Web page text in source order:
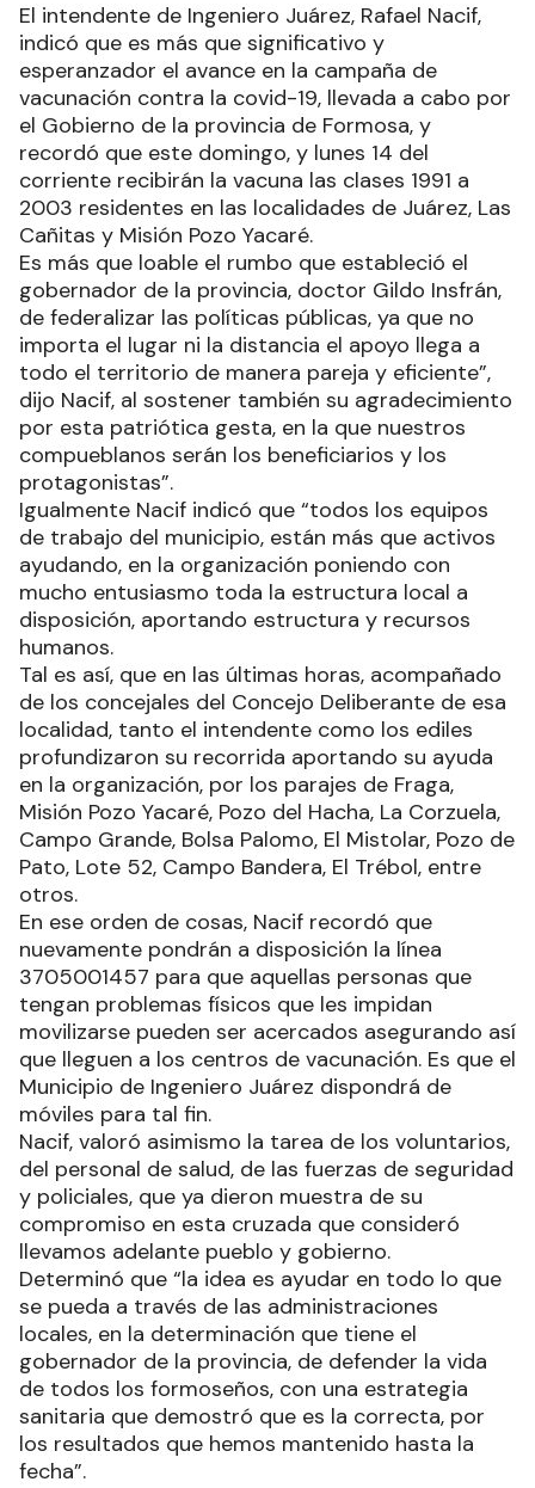
El intendente de Ingeniero Juárez, Rafael Nacif,
indicó que es más que significativo y
esperanzador el avance en la campaña de
vacunación contra la covid-19, llevada a cabo por
el Gobierno de la provincia de Formosa, y
recordó que este domingo, y lunes 14 del
corriente recibirán la vacuna las clases 1991 a
2003 residentes en las localidades de Juárez, Las
Cañitas y Misión Pozo Yacaré.
Es más que loable el rumbo que estableció el
gobernador de la provincia, doctor Gildo Insfrán,
de federalizar las políticas públicas, ya que no
importa el lugar ni la distancia el apoyo llega a
todo el territorio de manera pareja y eficiente”,
dijo Nacif, al sostener también su agradecimiento
por esta patriótica gesta, en la que nuestros
compueblanos serán los beneficiarios y los
protagonistas”.
Igualmente Nacif indicó que “todos los equipos
de trabajo del municipio, están más que activos
ayudando, en la organización poniendo con
mucho entusiasmo toda la estructura local a
disposición, aportando estructura y recursos
humanos.
Tal es así, que en las últimas horas, acompañado
de los concejales del Concejo Deliberante de esa
localidad, tanto el intendente como los ediles
profundizaron su recorrida aportando su ayuda
en la organización, por los parajes de Fraga,
Misión Pozo Yacaré, Pozo del Hacha, La Corzuela,
Campo Grande, Bolsa Palomo, El Mistolar, Pozo de
Pato, Lote 52, Campo Bandera, El Trébol, entre
otros.
En ese orden de cosas, Nacif recordó que
nuevamente pondrán a disposición la línea
3705001457 para que aquellas personas que
tengan problemas físicos que les impidan
movilizarse pueden ser acercados asegurando así
que lleguen a los centros de vacunación. Es que el
Municipio de Ingeniero Juárez dispondrá de
móviles para tal fin.
Nacif, valoró asimismo la tarea de los voluntarios,
del personal de salud, de las fuerzas de seguridad
y policiales, que ya dieron muestra de su
compromiso en esta cruzada que consideró
llevamos adelante pueblo y gobierno.
Determinó que “la idea es ayudar en todo lo que
se pueda a través de las administraciones
locales, en la determinación que tiene el
gobernador de la provincia, de defender la vida
de todos los formoseños, con una estrategia
sanitaria que demostró que es la correcta, por
los resultados que hemos mantenido hasta la
fecha”.